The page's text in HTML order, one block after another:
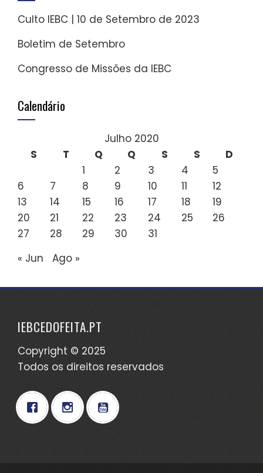
Culto IEBC | 10 de Setembro de 2023
Boletim de Setembro
Congresso de Missões da IEBC
Calendário
Julho 2020
S
T Q Q S S
D
1
2 3 4
5
6
7 8 9 10 11
12
13
14 15 16 17 18
19
20
21 22 23 24 25
26
27
28 29 30
31
« Jun
Ago »
IEBCEDOFEITA.PT
Copyright © 2025
Todos os direitos reservados